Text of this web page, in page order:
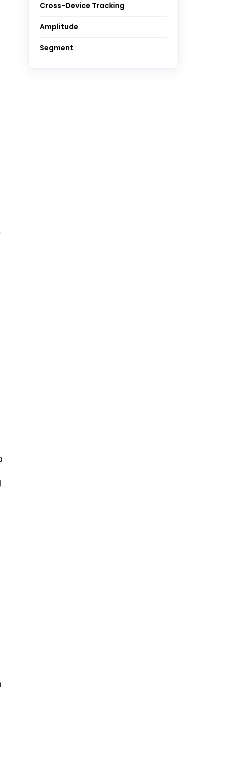
Cross-Device Tracking
Amplitude
Segment